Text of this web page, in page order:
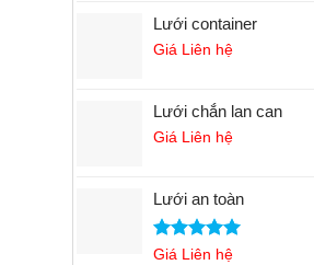
Lưới container
Giá Liên hệ
Lưới chắn lan can
Giá Liên hệ
Lưới an toàn
Rated5.00
Giá Liên hệ